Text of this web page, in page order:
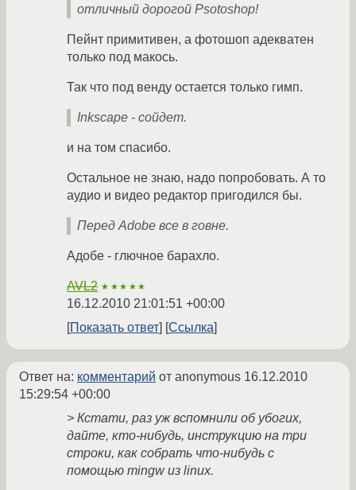
отличный дорогой Psotoshop!
Пейнт примитивен, а фотошоп адекватен
только под макось.
Так что под венду остается только гимп.
Inkscape - сойдет.
и на том спасибо.
Остальное не знаю, надо попробовать. А то
аудио и видео редактор пригодился бы.
Перед Adobe все в говне.
Адобе - глючное барахло.
AVL2 ★★★★★
16.12.2010 21:01:51 +00:00
Показать ответ
Ссылка
Ответ на: комментарий от anonymous 16.12.2010
15:29:54 +00:00
> Кстати, раз уж вспомнили об убогих,
дайте, кто-нибудь, инструкцию на три
строки, как собрать что-нибудь с
помощью mingw из linux.